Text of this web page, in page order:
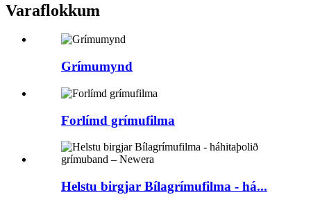
Varaflokkum
Grímumynd
Forlímd grímufilma
Helstu birgjar Bílagrímufilma - há...